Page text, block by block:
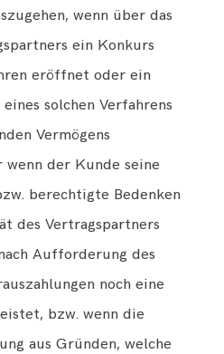
wenn über das
ein Konkurs
eröffnet oder ein
solchen Verfahrens
Vermögens
der Kunde seine
berechtigte Bedenken
des Vertragspartners
Aufforderung des
noch eine
bzw. wenn die
aus Gründen, welche